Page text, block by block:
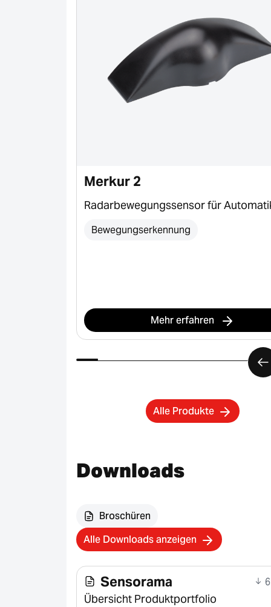
Merkur 2
Radarbewegungssensor für
Bewegungserkennung
Mehr erfahren
Alle Produkte
Downloads
Broschüren
Alle Downloads anzeigen
Sensorama
Übersicht Produktportfolio